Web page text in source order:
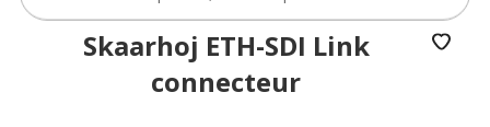
Skaarhoj ETH-SDI Link
connecteur